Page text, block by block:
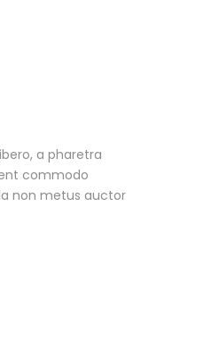
a pharetra
commodo
non metus auctor